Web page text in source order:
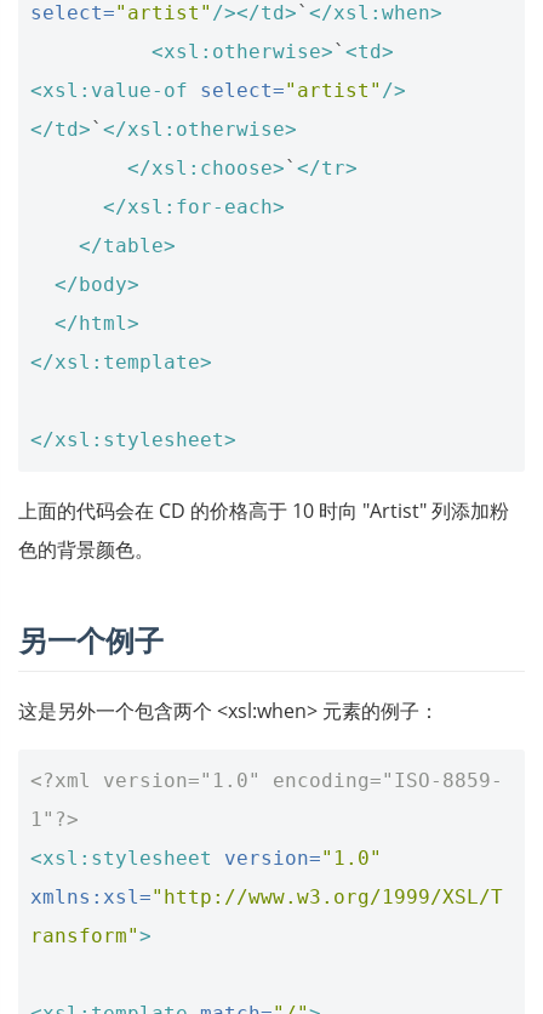
select="artist" /></td>` </xsl:when>
<xsl:otherwise>` <td>
<xsl:value-of
select="artist" />
</td>` </xsl:otherwise>
</xsl:choose>` </tr>
</xsl:for-each>
</table>
</body>
</html>
</xsl:template>
</xsl:stylesheet>
上面的代码会在 CD 的价格高于 10 时向 "Artist" 列添加粉
色的背景颜色。
另一个例子
这是另外一个包含两个 <xsl:when> 元素的例子：
<?xml version="1.0" encoding="ISO-8859-
1"?>
<xsl:stylesheet
version="1.0"
xmlns:xsl="http://www.w3.org/1999/XSL/T
ransform">